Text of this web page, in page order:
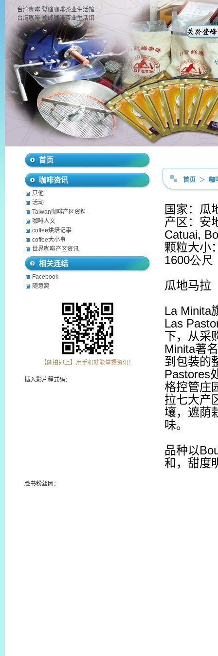
台湾咖啡 登峰咖啡茶业生活馆
台湾咖啡 登峰咖啡茶业生活馆
首页 ＞ 咖
国家：瓜
产区：安
Catuai,
颗粒大小
1600公尺
瓜地马拉
La Minita
Las
下，从采
Minita著
到包装的
Pastores
格控管庄
拉七大产
壤，遮荫
味。
品种以
和，甜度
首页
咖啡资讯
其他
活动
Taiwan咖啡产区资料
咖啡人文
coffee烘焙记事
coffee大小事
世界咖啡产区资讯
相关连结
Facebook
随意窝
【随拍即上】用手机就能掌握资讯！
插入影片程式码：
脸书粉丝团：